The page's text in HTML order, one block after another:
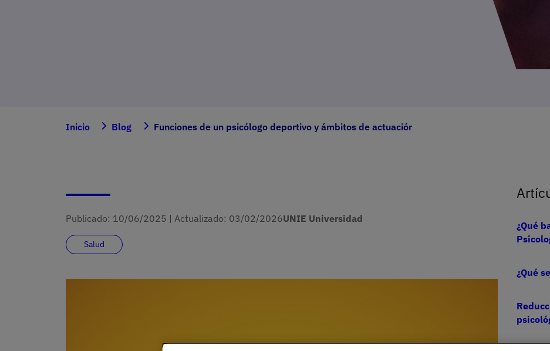
Inicio Blog Funciones de un psicólogo deportivo y ámbitos de actuación
Publicado: 10/06/2025 | Actualizado: 03/02/2026UNIE Universidad
Salud
¿Qué
¿Qué